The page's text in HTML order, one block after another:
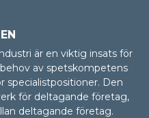
är en viktig insats för
av spetskompetens
specialistpositioner. Den
för deltagande företag,
delta­gan­de företag.